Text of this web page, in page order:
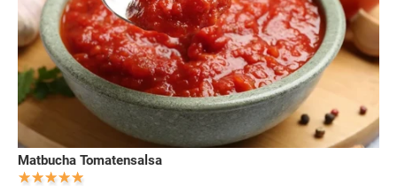
Matbucha Tomatensalsa